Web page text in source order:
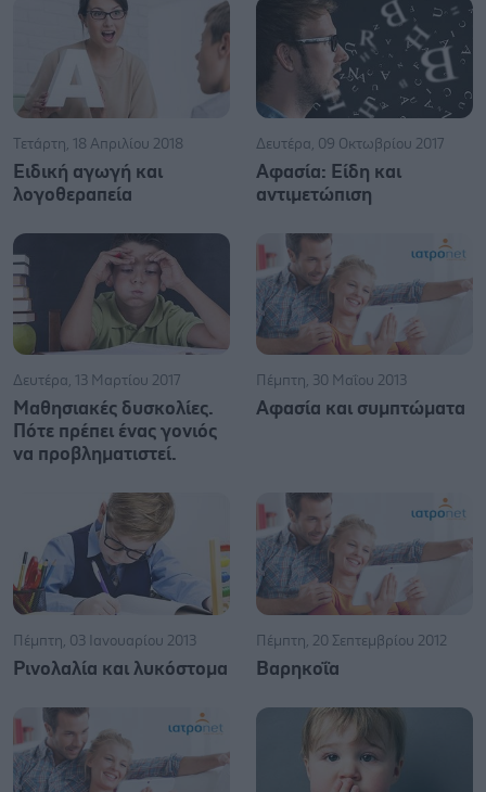
Τετάρτη, 18 Απριλίου 2018
Ειδική αγωγή και
λογοθεραπεία
Δευτέρα, 09 Οκτωβρίου 2017
Αφασία: Είδη και
αντιμετώπιση
Δευτέρα, 13 Μαρτίου 2017
Μαθησιακές δυσκολίες.
Πότε πρέπει ένας γονιός
να προβληματιστεί.
Πέμπτη, 30 Μαΐου 2013
Αφασία και συμπτώματα
Πέμπτη, 03 Ιανουαρίου 2013
Ρινολαλία και λυκόστομα
Πέμπτη, 20 Σεπτεμβρίου 2012
Βαρηκοΐα